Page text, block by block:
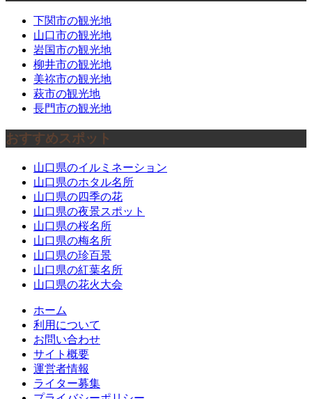
下関市の観光地
山口市の観光地
岩国市の観光地
柳井市の観光地
美祢市の観光地
萩市の観光地
長門市の観光地
おすすめスポット
山口県のイルミネーション
山口県のホタル名所
山口県の四季の花
山口県の夜景スポット
山口県の桜名所
山口県の梅名所
山口県の珍百景
山口県の紅葉名所
山口県の花火大会
ホーム
利用について
お問い合わせ
サイト概要
運営者情報
ライター募集